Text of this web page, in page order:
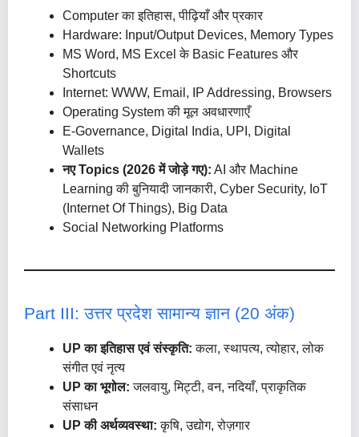
Computer का इतिहास, पीढ़ियाँ और प्रकार
Hardware: Input/Output Devices, Memory Types
MS Word, MS Excel के Basic Features और
Shortcuts
Internet: WWW, Email, IP Addressing, Browsers
Operating System की मूल अवधारणाएँ
E-Governance, Digital India, UPI, Digital
Wallets
नए Topics (2026 में जोड़े गए): AI और Machine
Learning की बुनियादी जानकारी, Cyber Security, IoT
(Internet Of Things), Big Data
Social Networking Platforms
Part III: उत्तर प्रदेश सामान्य ज्ञान (20 अंक)
UP का इतिहास एवं संस्कृति: कला, स्थापत्य, त्योहार, लोक
संगीत एवं नृत्य
UP का भूगोल: जलवायु, मिट्टी, वन, नदियाँ, प्राकृतिक
संसाधन
UP की अर्थव्यवस्था: कृषि, उद्योग, रोज़गार